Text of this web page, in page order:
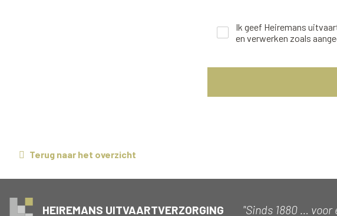
Ik geef Heiremans
en verwerken zoals
Terug naar het overzicht
HEIREMANS UITVAARTVERZORGING "Sinds 1880 …